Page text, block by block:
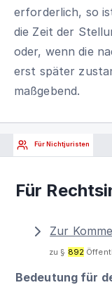
erforderlich, so
die Zeit der
oder, wenn die
erst später
maßgebend.
Für Nichtjuristen
Für
Zur
zu § 892
Bedeutung für